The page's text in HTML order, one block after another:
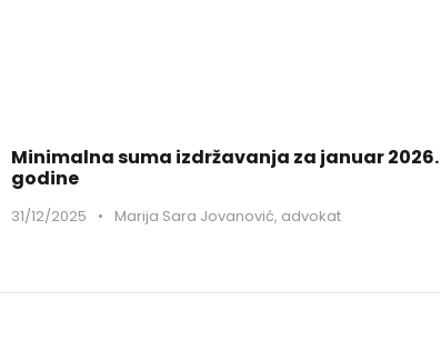
Minimalna suma izdržavanja za januar 2026.
godine
31/12/2025 • Marija Sara Jovanović, advokat